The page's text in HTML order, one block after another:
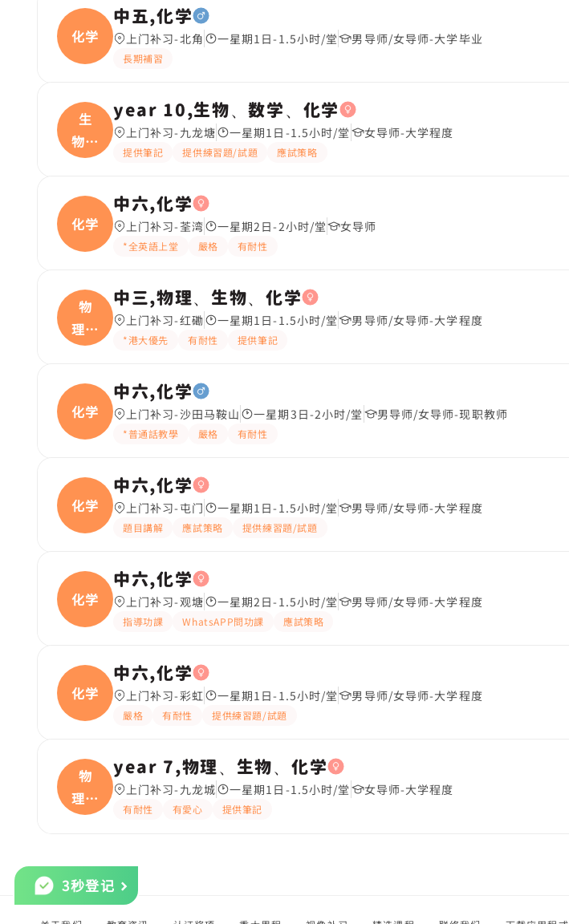
化学
中五,化学
上门补习-北角 一星期1日-1.5小时/堂 男导师/女导师-大学毕业
長期補習
生
物、
数学
year 10,生物、数学、化学
上门补习-九龙塘 一星期1日-1.5小时/堂 女导师-大学程度
提供筆記 提供練習題/試題 應試策略
化学
中六,化学
上门补习-荃湾 一星期2日-2小时/堂 女导师
*全英語上堂 嚴格 有耐性
物
理、
生物
中三,物理、生物、化学
上门补习-红磡 一星期1日-1.5小时/堂 男导师/女导师-大学程度
*港大優先 有耐性 提供筆記
化学
中六,化学
上门补习-沙田马鞍山 一星期3日-2小时/堂 男导师/女导师-现职教师
*普通話教學 嚴格 有耐性
化学
中六,化学
上门补习-屯门 一星期1日-1.5小时/堂 男导师/女导师-大学程度
題目講解 應試策略 提供練習題/試題
化学
中六,化学
上门补习-观塘 一星期2日-1.5小时/堂 男导师/女导师-大学程度
指導功課 WhatsAPP問功課 應試策略
化学
中六,化学
上门补习-彩虹 一星期1日-1.5小时/堂 男导师/女导师-大学程度
嚴格 有耐性 提供練習題/試題
物
理、
生物
year 7,物理、生物、化学
上门补习-九龙城 一星期1日-1.5小时/堂 女导师-大学程度
有耐性 有愛心 提供筆記
3秒登记